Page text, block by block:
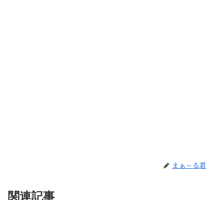
まぁ～る君
関連記事